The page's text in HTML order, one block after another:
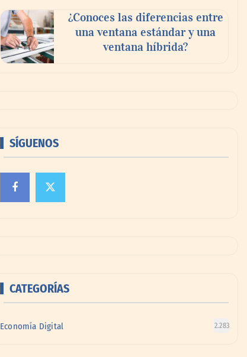
¿Conoces las diferencias entre
una ventana estándar y una
ventana híbrida?
SÍGUENOS
CATEGORÍAS
Economía Digital 2.283